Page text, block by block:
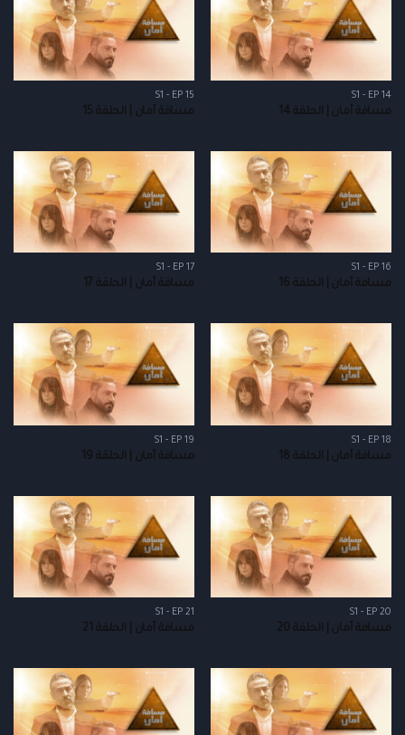
S1 - EP 14
مسافة أمان | الحلقة 14
S1 - EP 15
مسافة أمان | الحلقة 15
S1 - EP 16
مسافة أمان | الحلقة 16
S1 - EP 17
مسافة أمان | الحلقة 17
S1 - EP 18
مسافة أمان | الحلقة 18
S1 - EP 19
مسافة أمان | الحلقة 19
S1 - EP 20
مسافة أمان | الحلقة 20
S1 - EP 21
مسافة أمان | الحلقة 21